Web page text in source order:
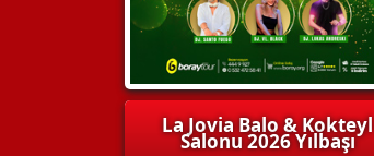
La Jovia Balo & Kokteyl
Salonu 2026 Yılbaşı